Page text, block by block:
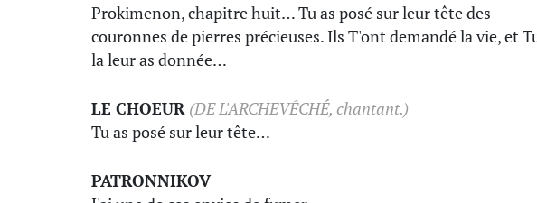
Prokimenon, chapitre huit… Tu as posé sur leur tête des
couronnes de pierres précieuses. Ils T'ont demandé la vie, et
la leur as donnée…
LE CHOEUR (DE L'ARCHEVÊCHÉ, chantant.)
Tu as posé sur leur tête…
PATRONNIKOV